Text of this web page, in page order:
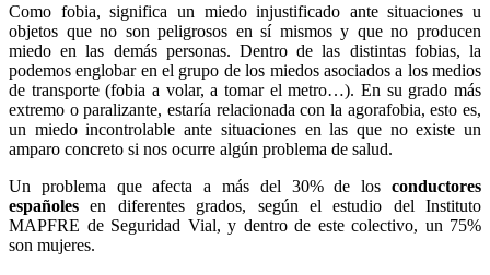
Como fobia, significa un miedo injustificado ante situaciones u
objetos que no son peligrosos en sí mismos y que no producen
miedo en las demás personas. Dentro de las distintas fobias, la
podemos englobar en el grupo de los miedos asociados a los medios
de transporte (fobia a volar, a tomar el metro…). En su grado más
extremo o paralizante, estaría relacionada con la agorafobia, esto es,
un miedo incontrolable ante situaciones en las que no existe un
amparo concreto si nos ocurre algún problema de salud.
Un problema que afecta a más del 30% de los conductores
españoles en diferentes grados, según el estudio del Instituto
MAPFRE de Seguridad Vial, y dentro de este colectivo, un 75%
son mujeres.